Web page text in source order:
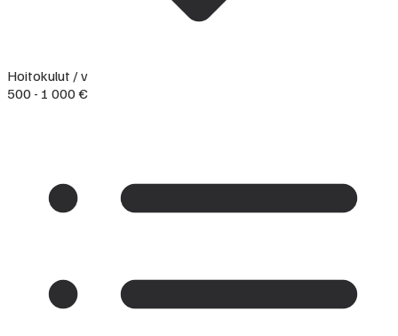
Hoitokulut / v
500 - 1 000 €